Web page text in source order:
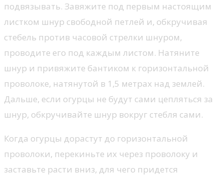
подвязывать. Завяжите под первым настоящим
листком шнур свободной петлей и, обкручивая
стебель против часовой стрелки шнуром,
проводите его под каждым листом. Натяните
шнур и привяжите бантиком к горизонтальной
проволоке, натянутой в 1,5 метрах над землей.
Дальше, если огурцы не будут сами цепляться за
шнур, обкручивайте шнур вокруг стебля сами.
Когда огурцы дорастут до горизонтальной
проволоки, перекиньте их через проволоку и
заставьте расти вниз, для чего придется